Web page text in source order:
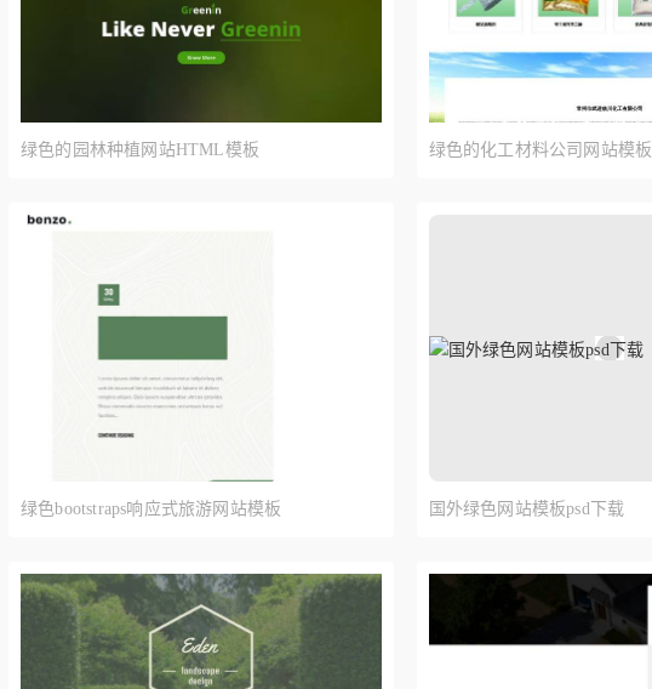
绿色的园林种植网站HTML模板 绿色的化工材料公司网站模板
绿色bootstraps响应式旅游网站模板 国外绿色网站模板psd下载